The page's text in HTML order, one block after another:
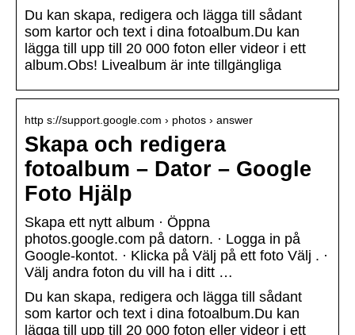
Du kan skapa, redigera och lägga till sådant
som kartor och text i dina fotoalbum.Du kan
lägga till upp till 20 000 foton eller videor i ett
album.Obs! Livealbum är inte tillgängliga
http s://support.google.com › photos › answer
Skapa och redigera
fotoalbum – Dator – Google
Foto Hjälp
Skapa ett nytt album · Öppna
photos.google.com på datorn. · Logga in på
Google-kontot. · Klicka på Välj på ett foto Välj . ·
Välj andra foton du vill ha i ditt …
Du kan skapa, redigera och lägga till sådant
som kartor och text i dina fotoalbum.Du kan
lägga till upp till 20 000 foton eller videor i ett